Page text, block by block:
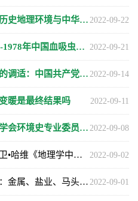
2022-09-22
【讲座预告】葛剑雄教授：历史地理环境与中华文明
2022-09-21
【讲座预告】李沛霖：1949-1978年中国血吸虫病的防治历史与成就
2022-09-14
【讲座预告】程森：退化中的调适：中国共产党领导下的冀西河滩地开发与环境治理（1937-1949）
2022-09-11
暖是最终结果吗
2022-09-08
【学术会议】中国环境科学学会环境史专业委员会第三届年会暨边疆视域下的环境史研究学术研讨...
2022-09-02
【讲座预告】研读文本：大卫•哈维《地理学中的解释》
2022-09-01
【学术会议】牛津大学安可：金属、盐业、马头骨——中国西南地区史前文化交流与人口流动